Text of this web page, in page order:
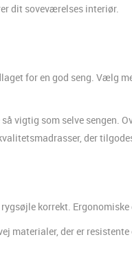
dit soveværelses interiør.
for en god seng. Vælg
vigtig som selve sengen.
der
korrekt.
materialer, der er